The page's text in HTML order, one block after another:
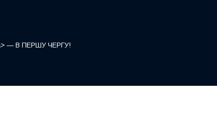
a> — В ПЕРШУ ЧЕРГУ!